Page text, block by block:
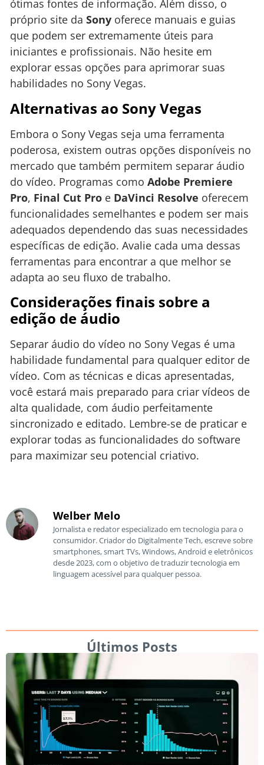
ótimas fontes de informação. Além disso, o
próprio site da Sony oferece manuais e guias
que podem ser extremamente úteis para
iniciantes e profissionais. Não hesite em
explorar essas opções para aprimorar suas
habilidades no Sony Vegas.
Alternativas ao Sony Vegas
Embora o Sony Vegas seja uma ferramenta
poderosa, existem outras opções disponíveis no
mercado que também permitem separar áudio
do vídeo. Programas como Adobe Premiere
Pro, Final Cut Pro e DaVinci Resolve oferecem
funcionalidades semelhantes e podem ser mais
adequados dependendo das suas necessidades
específicas de edição. Avalie cada uma dessas
ferramentas para encontrar a que melhor se
adapta ao seu fluxo de trabalho.
Considerações finais sobre a
edição de áudio
Separar áudio do vídeo no Sony Vegas é uma
habilidade fundamental para qualquer editor de
vídeo. Com as técnicas e dicas apresentadas,
você estará mais preparado para criar vídeos de
alta qualidade, com áudio perfeitamente
sincronizado e editado. Lembre-se de praticar e
explorar todas as funcionalidades do software
para maximizar seu potencial criativo.
Welber Melo
Jornalista e redator especializado em tecnologia para o
consumidor. Criador do Digitalmente Tech, escreve sobre
smartphones, smart TVs, Windows, Android e eletrônicos
desde 2023, com o objetivo de traduzir tecnologia em
linguagem acessível para qualquer pessoa.
Últimos Posts